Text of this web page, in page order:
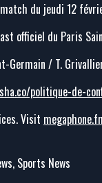
du jeudi 12
officiel du Paris
Germain / T.
politique-de-
Visit
Sports News